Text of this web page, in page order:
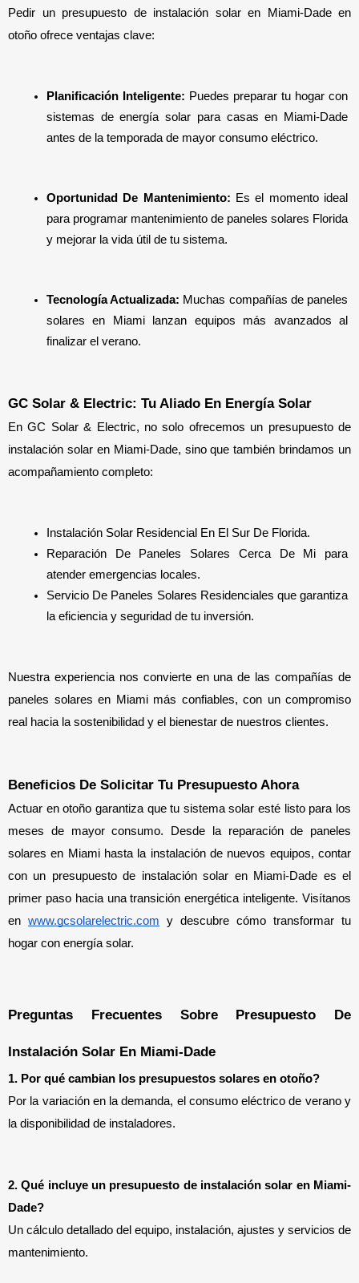
Pedir un presupuesto de instalación solar en Miami-Dade en
otoño ofrece ventajas clave:
Planificación Inteligente: Puedes preparar tu hogar con
sistemas de energía solar para casas en Miami-Dade
antes de la temporada de mayor consumo eléctrico.
Oportunidad De Mantenimiento: Es el momento ideal
para programar mantenimiento de paneles solares Florida
y mejorar la vida útil de tu sistema.
Tecnología Actualizada: Muchas compañías de paneles
solares en Miami lanzan equipos más avanzados al
finalizar el verano.
GC Solar & Electric: Tu Aliado En Energía Solar
En GC Solar & Electric, no solo ofrecemos un presupuesto de
instalación solar en Miami-Dade, sino que también brindamos un
acompañamiento completo:
Instalación Solar Residencial En El Sur De Florida.
Reparación De Paneles Solares Cerca De Mi para
atender emergencias locales.
Servicio De Paneles Solares Residenciales que garantiza
la eficiencia y seguridad de tu inversión.
Nuestra experiencia nos convierte en una de las compañías de
paneles solares en Miami más confiables, con un compromiso
real hacia la sostenibilidad y el bienestar de nuestros clientes.
Beneficios De Solicitar Tu Presupuesto Ahora
Actuar en otoño garantiza que tu sistema solar esté listo para los
meses de mayor consumo. Desde la reparación de paneles
solares en Miami hasta la instalación de nuevos equipos, contar
con un presupuesto de instalación solar en Miami-Dade es el
primer paso hacia una transición energética inteligente. Visítanos
en www.gcsolarelectric.com y descubre cómo transformar tu
hogar con energía solar.
Preguntas Frecuentes Sobre Presupuesto De
Instalación Solar En Miami-Dade
1. Por qué cambian los presupuestos solares en otoño?
Por la variación en la demanda, el consumo eléctrico de verano y
la disponibilidad de instaladores.
2. Qué incluye un presupuesto de instalación solar en Miami-
Dade?
Un cálculo detallado del equipo, instalación, ajustes y servicios de
mantenimiento.